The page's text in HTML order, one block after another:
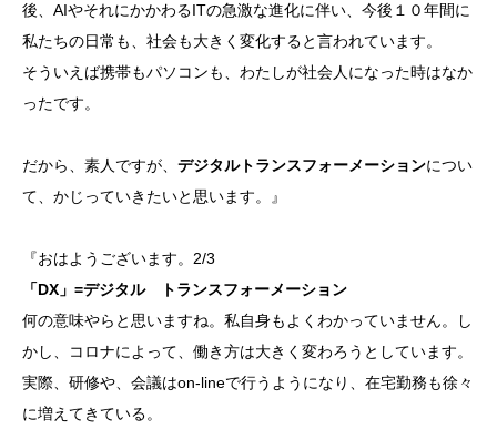
後、AIやそれにかかわるITの急激な進化に伴い、今後１０年間に
私たちの日常も、社会も大きく変化すると言われています。
そういえば携帯もパソコンも、わたしが社会人になった時はなか
ったです。
だから、素人ですが、 デジタルトランスフォーメーションについ
て、かじっていきたいと思います。』
『おはようございます。2/3
「DX」=デジタル トランスフォーメーション
何の意味やらと思いますね。私自身もよくわかっていません。し
かし、コロナによって、働き方は大きく変わろうとしています。
実際、研修や、会議はon-lineで行うようになり、在宅勤務も徐々
に増えてきている。